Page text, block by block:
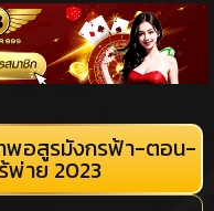
อสูรมังกรฟ้า-ตอน-
พ่าย 2023